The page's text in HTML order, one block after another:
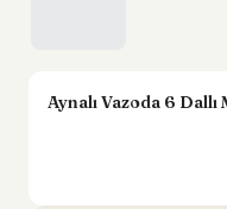
Aynalı Vazoda 6